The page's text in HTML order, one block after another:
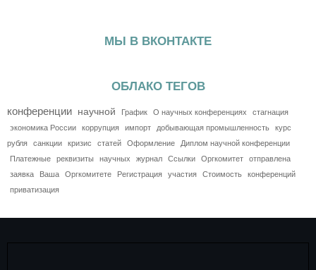
МЫ В ВКОНТАКТЕ
ОБЛАКО ТЕГОВ
конференции научной График О научных конференциях
стагнация
экономика России
коррупция импорт добывающая промышленность
курс
рубля
санкции кризис статей Оформление
Диплом научной конференции
Платежные
реквизиты научных журнал Ссылки Оргкомитет
отправлена
заявка
Ваша Оргкомитете Регистрация участия Стоимость
конференций
приватизация